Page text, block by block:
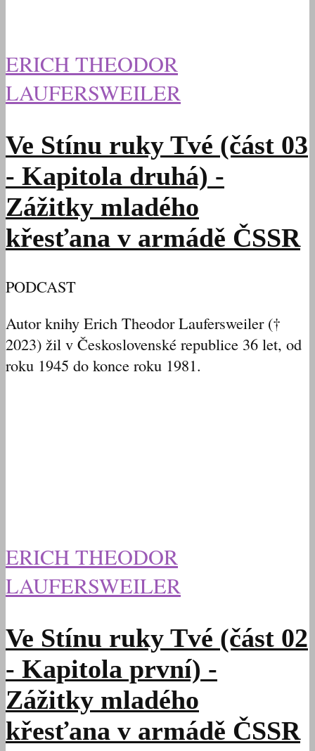
ERICH THEODOR
LAUFERSWEILER
Ve Stínu ruky Tvé (část 03
- Kapitola druhá) -
Zážitky mladého
křesťana v armádě ČSSR
PODCAST
Autor knihy Erich Theodor Laufersweiler (†
2023) žil v Československé republice 36 let, od
roku 1945 do konce roku 1981.
ERICH THEODOR
LAUFERSWEILER
Ve Stínu ruky Tvé (část 02
- Kapitola první) -
Zážitky mladého
křesťana v armádě ČSSR